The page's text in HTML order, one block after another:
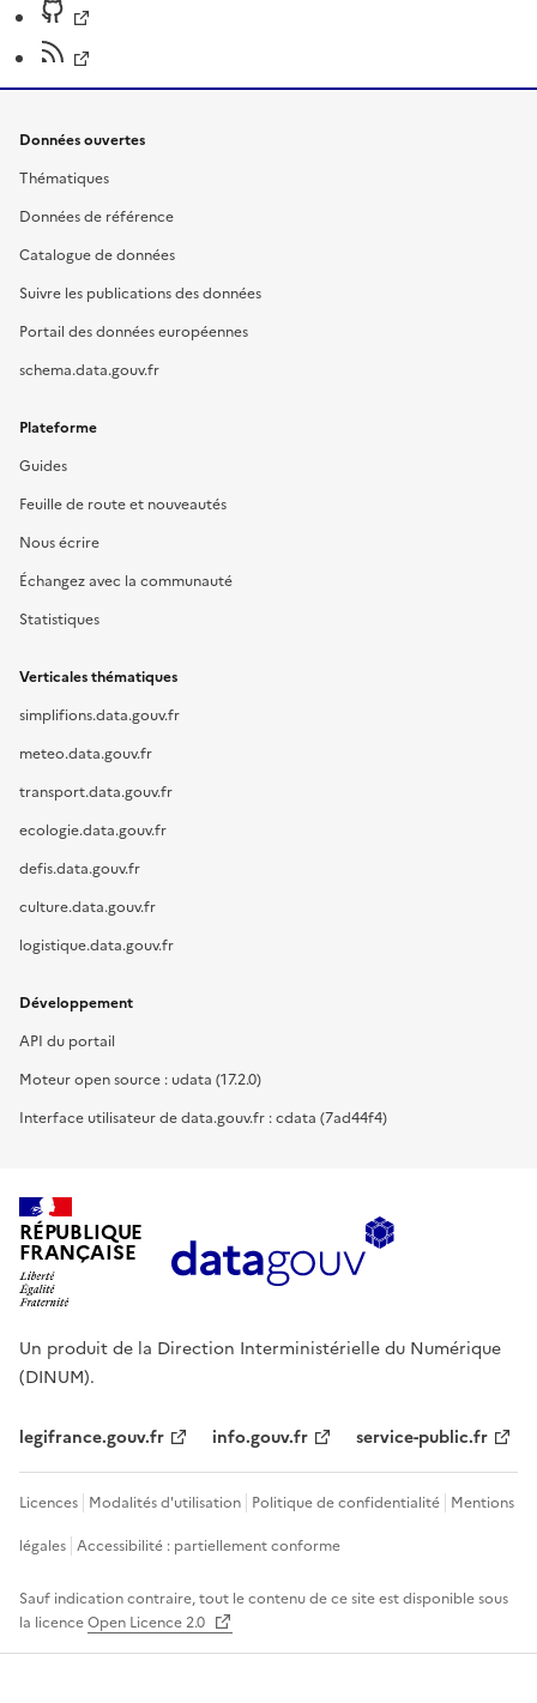
Données ouvertes
Thématiques
Données de référence
Catalogue de données
Suivre les publications des données
Portail des données européennes
schema.data.gouv.fr
Plateforme
Guides
Feuille de route et nouveautés
Nous écrire
Échangez avec la communauté
Statistiques
Verticales thématiques
simplifions.data.gouv.fr
meteo.data.gouv.fr
transport.data.gouv.fr
ecologie.data.gouv.fr
defis.data.gouv.fr
culture.data.gouv.fr
logistique.data.gouv.fr
Développement
API du portail
Moteur open source : udata (17.2.0)
Interface utilisateur de data.gouv.fr : cdata (7ad44f4)
RÉPUBLIQUE
FRANÇAISE
Un produit de la Direction Interministérielle du Numérique
(DINUM).
legifrance.gouv.fr info.gouv.fr service-public.fr
Licences Modalités d'utilisation Politique de confidentialité Mentions
légales Accessibilité : partiellement conforme
Sauf indication contraire, tout le contenu de ce site est disponible sous
la licenceOpen Licence 2.0